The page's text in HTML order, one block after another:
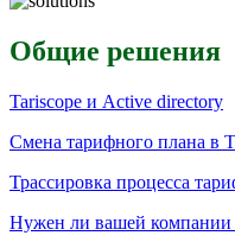
Общие решения
Tariscope и Active directory
Смена тарифного плана в
Трассировка процесса
Нужен ли вашей компании